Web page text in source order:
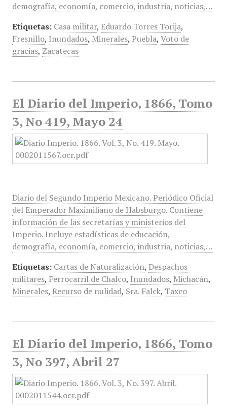
demografía, economía, comercio, industria, noticias,…
Etiquetas: Casa militar, Eduardo Torres Torija,
Fresnillo, Inundados, Minerales, Puebla, Voto de
gracias, Zacatecas
El Diario del Imperio, 1866, Tomo
3, No 419, Mayo 24
Diario del Segundo Imperio Mexicano. Periódico Oficial
del Emperador Maximiliano de Habsburgo. Contiene
información de las secretarías y ministerios del
Imperio. Incluye estadísticas de educación,
demografía, economía, comercio, industria, noticias,…
Etiquetas: Cartas de Naturalización, Despachos
militares, Ferrocarril de Chalco, Inundados, Michacán,
Minerales, Recurso de nulidad, Sra. Falck, Taxco
El Diario del Imperio, 1866, Tomo
3, No 397, Abril 27